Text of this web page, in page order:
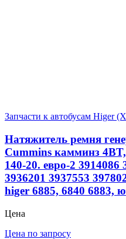
Запчасти к автобусам Higer
Натяжитель ремня
Cummins камминз
140-20. евро-2 3914086
3936201 3937553
higer 6885, 6840 6883,
Цена
Цена по запросу